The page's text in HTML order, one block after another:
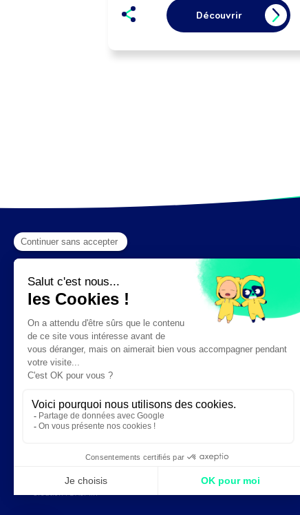
environnementale.
Peut installer des équipements de
préservation du littoral.
Découvrir
Création :DAJM.fr